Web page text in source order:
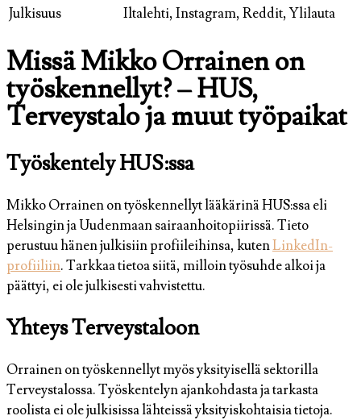
Julkisuus
Iltalehti, Instagram, Reddit, Ylilauta
Missä Mikko Orrainen on
työskennellyt? – HUS,
Terveystalo ja muut työpaikat
Työskentely HUS:ssa
Mikko Orrainen on työskennellyt lääkärinä HUS:ssa eli
Helsingin ja Uudenmaan sairaanhoitopiirissä. Tieto
perustuu hänen julkisiin profiileihinsa, kutenLinkedIn-
profiiliin. Tarkkaa tietoa siitä, milloin työsuhde alkoi ja
päättyi, ei ole julkisesti vahvistettu.
Yhteys Terveystaloon
Orrainen on työskennellyt myös yksityisellä sektorilla
Terveystalossa. Työskentelyn ajankohdasta ja tarkasta
roolista ei ole julkisissa lähteissä yksityiskohtaisia tietoja.